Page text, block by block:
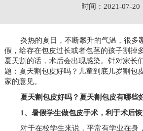
时间：2021-07-20
炎热的夏日，不断攀升的气温，很多
假，给存在包皮过长或者包茎的孩子割掉
夏天割的话，术后会出现感染。针对家长
题：夏天割包皮好吗？儿童到底几岁割包
家的意见。
夏天割包皮好吗？夏天割包皮有哪些
1、暑假学生做包皮手术，利于术后
对于在校学生来说，平常有学业在身